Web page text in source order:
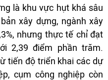
là khu vực hụt khá sâu
xây dựng, ngành xây
nhưng thực tế chỉ đạt
2,39 điểm phần trăm.
tiến độ triển khai các dự
cụm công nghiệp còn